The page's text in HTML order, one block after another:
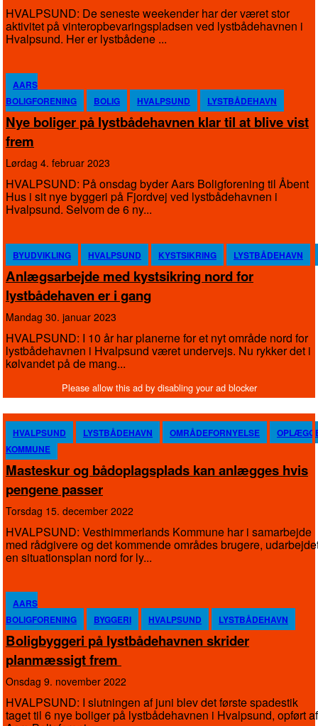
HVALPSUND: De seneste weekender har der været stor
aktivitet på vinteropbevaringspladsen ved lystbådehavnen i
Hvalpsund. Her er lystbådene ...
AARS
BOLIGFORENING
BOLIG HVALPSUND LYSTBÅDEHAVN
Nye boliger på lystbådehavnen klar til at blive vist
frem
lørdag 4. februar 2023
HVALPSUND: På onsdag byder Aars Boligforening til Åbent
Hus i sit nye byggeri på Fjordvej ved lystbådehavnen i
Hvalpsund. Selvom de 6 ny...
BYUDVIKLING HVALPSUND KYSTSIKRING LYSTBÅDEHAVN
Anlægsarbejde med kystsikring nord for
lystbådehaven er i gang
mandag 30. januar 2023
HVALPSUND: I 10 år har planerne for et nyt område nord for
lystbådehavnen i Hvalpsund været undervejs. Nu rykker det i
kølvandet på de mang...
HVALPSUND LYSTBÅDEHAVN OMRÅDEFORNYELSE
KOMMUNE
Masteskur og bådoplagsplads kan anlægges hvis
pengene passer
torsdag 15. december 2022
HVALPSUND: Vesthimmerlands Kommune har i samarbejde
med rådgivere og det kommende områdes brugere,
en situationsplan nord for ly...
AARS
BOLIGFORENING
BYGGERI HVALPSUND LYSTBÅDEHAVN
Boligbyggeri på lystbådehavnen skrider
planmæssigt frem
onsdag 9. november 2022
HVALPSUND: I slutningen af juni blev det første spadestik
taget til 6 nye boliger på lystbådehavnen i Hvalpsund, opført af